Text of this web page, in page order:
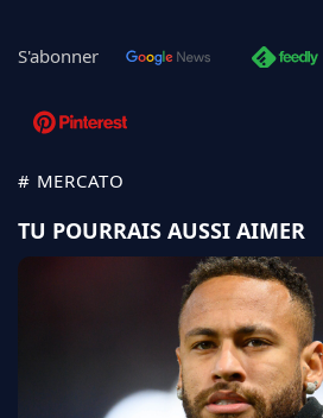
S'abonner
# MERCATO
TU POURRAIS AUSSI AIMER